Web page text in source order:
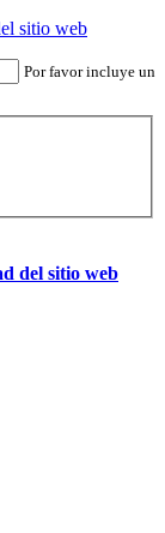
sitio web
Por favor incluye un
del sitio web